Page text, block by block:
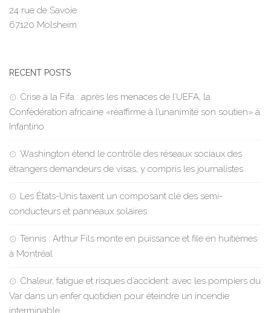
24 rue de Savoie
67120 Molsheim
RECENT POSTS
Crise à la Fifa : après les menaces de l’UEFA, la
Confédération africaine «réaffirme à l’unanimité son soutien» à
Infantino
Washington étend le contrôle des réseaux sociaux des
étrangers demandeurs de visas, y compris les journalistes
Les États-Unis taxent un composant clé des semi-
conducteurs et panneaux solaires
Tennis : Arthur Fils monte en puissance et file en huitièmes
à Montréal
Chaleur, fatigue et risques d’accident: avec les pompiers du
Var dans un enfer quotidien pour éteindre un incendie
interminable